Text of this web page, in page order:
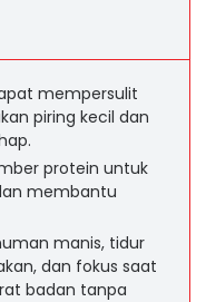
mempersulit
piring kecil dan
protein untuk
membantu
manis, tidur
dan fokus saat
badan tanpa